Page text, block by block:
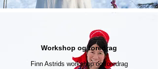
Workshop og foredrag
Finn Astrids workshop og foredrag